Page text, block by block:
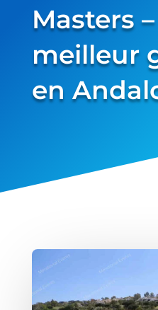
Masters
meilleur
en